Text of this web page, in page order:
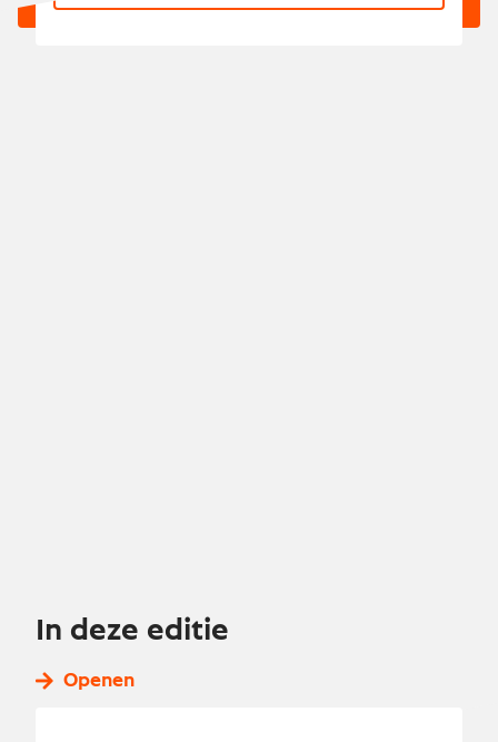
In deze editie
Openen